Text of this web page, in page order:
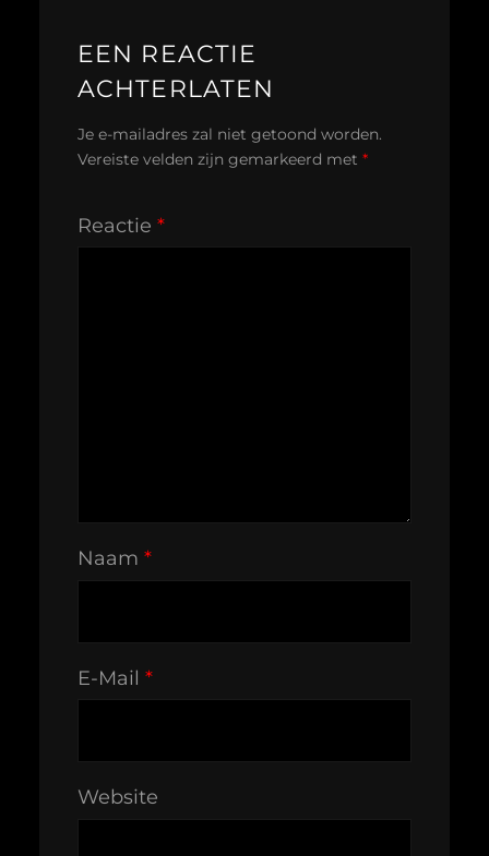
EEN REACTIE
ACHTERLATEN
Je e-mailadres zal niet getoond worden.
Vereiste velden zijn gemarkeerd met *
Reactie *
Naam *
E-Mail *
Website